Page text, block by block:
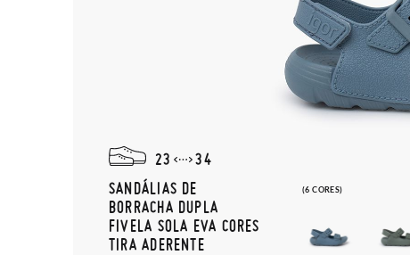
(6 CORES)
23
34
SANDÁLIAS DE
BORRACHA DUPLA
FIVELA SOLA EVA CORES
TIRA ADERENTE